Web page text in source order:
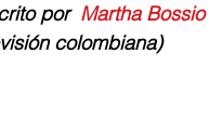
por Martha Bossio
colombiana)